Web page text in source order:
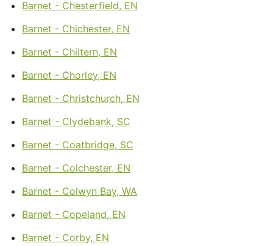
Barnet - Chesterfield, EN
Barnet - Chichester, EN
Barnet - Chiltern, EN
Barnet - Chorley, EN
Barnet - Christchurch, EN
Barnet - Clydebank, SC
Barnet - Coatbridge, SC
Barnet - Colchester, EN
Barnet - Colwyn Bay, WA
Barnet - Copeland, EN
Barnet - Corby, EN